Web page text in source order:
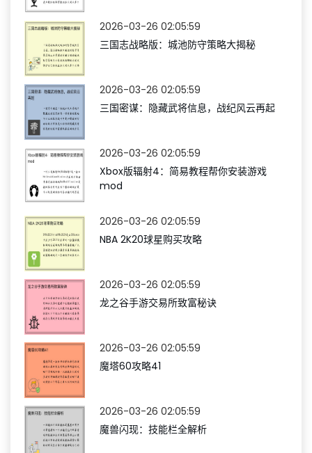
2026-03-26 02:05:59
三国志战略版：城池防守策略大揭秘
2026-03-26 02:05:59
三国密谋：隐藏武将信息，战纪风云再起
2026-03-26 02:05:59
Xbox版辐射4：简易教程帮你安装游戏
mod
2026-03-26 02:05:59
NBA 2K20球星购买攻略
2026-03-26 02:05:59
龙之谷手游交易所致富秘诀
2026-03-26 02:05:59
魔塔60攻略41
2026-03-26 02:05:59
魔兽闪现：技能栏全解析